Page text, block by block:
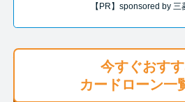
質屋でお金
やシステム
較
【PR】sponsored by 三
今すぐおす
カードローン一